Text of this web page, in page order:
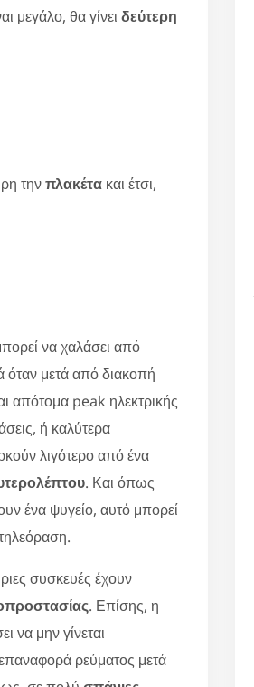
μεγάλο, θα γίνει δεύτερη
τηνπλακέτα και έτσι,
να χαλάσει από
όταν μετά από διακοπή
απότομα peak ηλεκτρικής
ή καλύτερα
λιγότερο από ένα
. Και όπως
ένα ψυγείο, αυτό μπορεί
συσκευές έχουν
. Επίσης, η
να μην γίνεται
ρεύματος μετά